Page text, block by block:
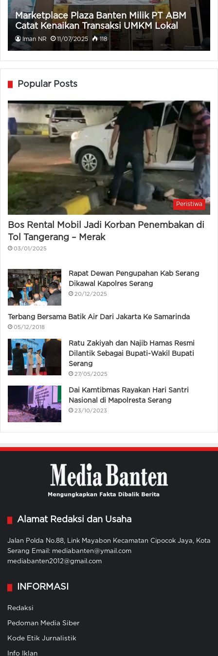
Marketplace Plaza Banten Milik PT ABM
Catat Kenaikan Transaksi UMKM Lokal
Iman NR 11/07/2025 118
Popular Posts
Peristiwa
Bos Rental Mobil Jadi Korban Penembakan di
Tol Tangerang – Merak
03/01/2025
Rapat Dewan Pengupahan Kab Serang
Dikawal Kapolres Serang
20/12/2025
Terbang Bersama Batik Air Dari Jakarta Ke Samarinda
05/12/2018
Ratu Zakiyah dan Najib Hamas Resmi
Dilantik Sebagai Bupati-Wakil Bupati
Serang
27/05/2025
Dai Kamtibmas Rayakan Hari Santri
Nasional di Mapolresta Serang
23/10/2023
Alamat Redaksi dan Usaha
Jalan Polda No.88, Link Mayabon Kecamatan Cipocok Jaya, Kota
Serang Email: mediabanten@ymail.com
mediabanten2012@gmail.com
INFORMASI
Redaksi
Pedoman Media Siber
Kode Etik Jurnalistik
Info Iklan